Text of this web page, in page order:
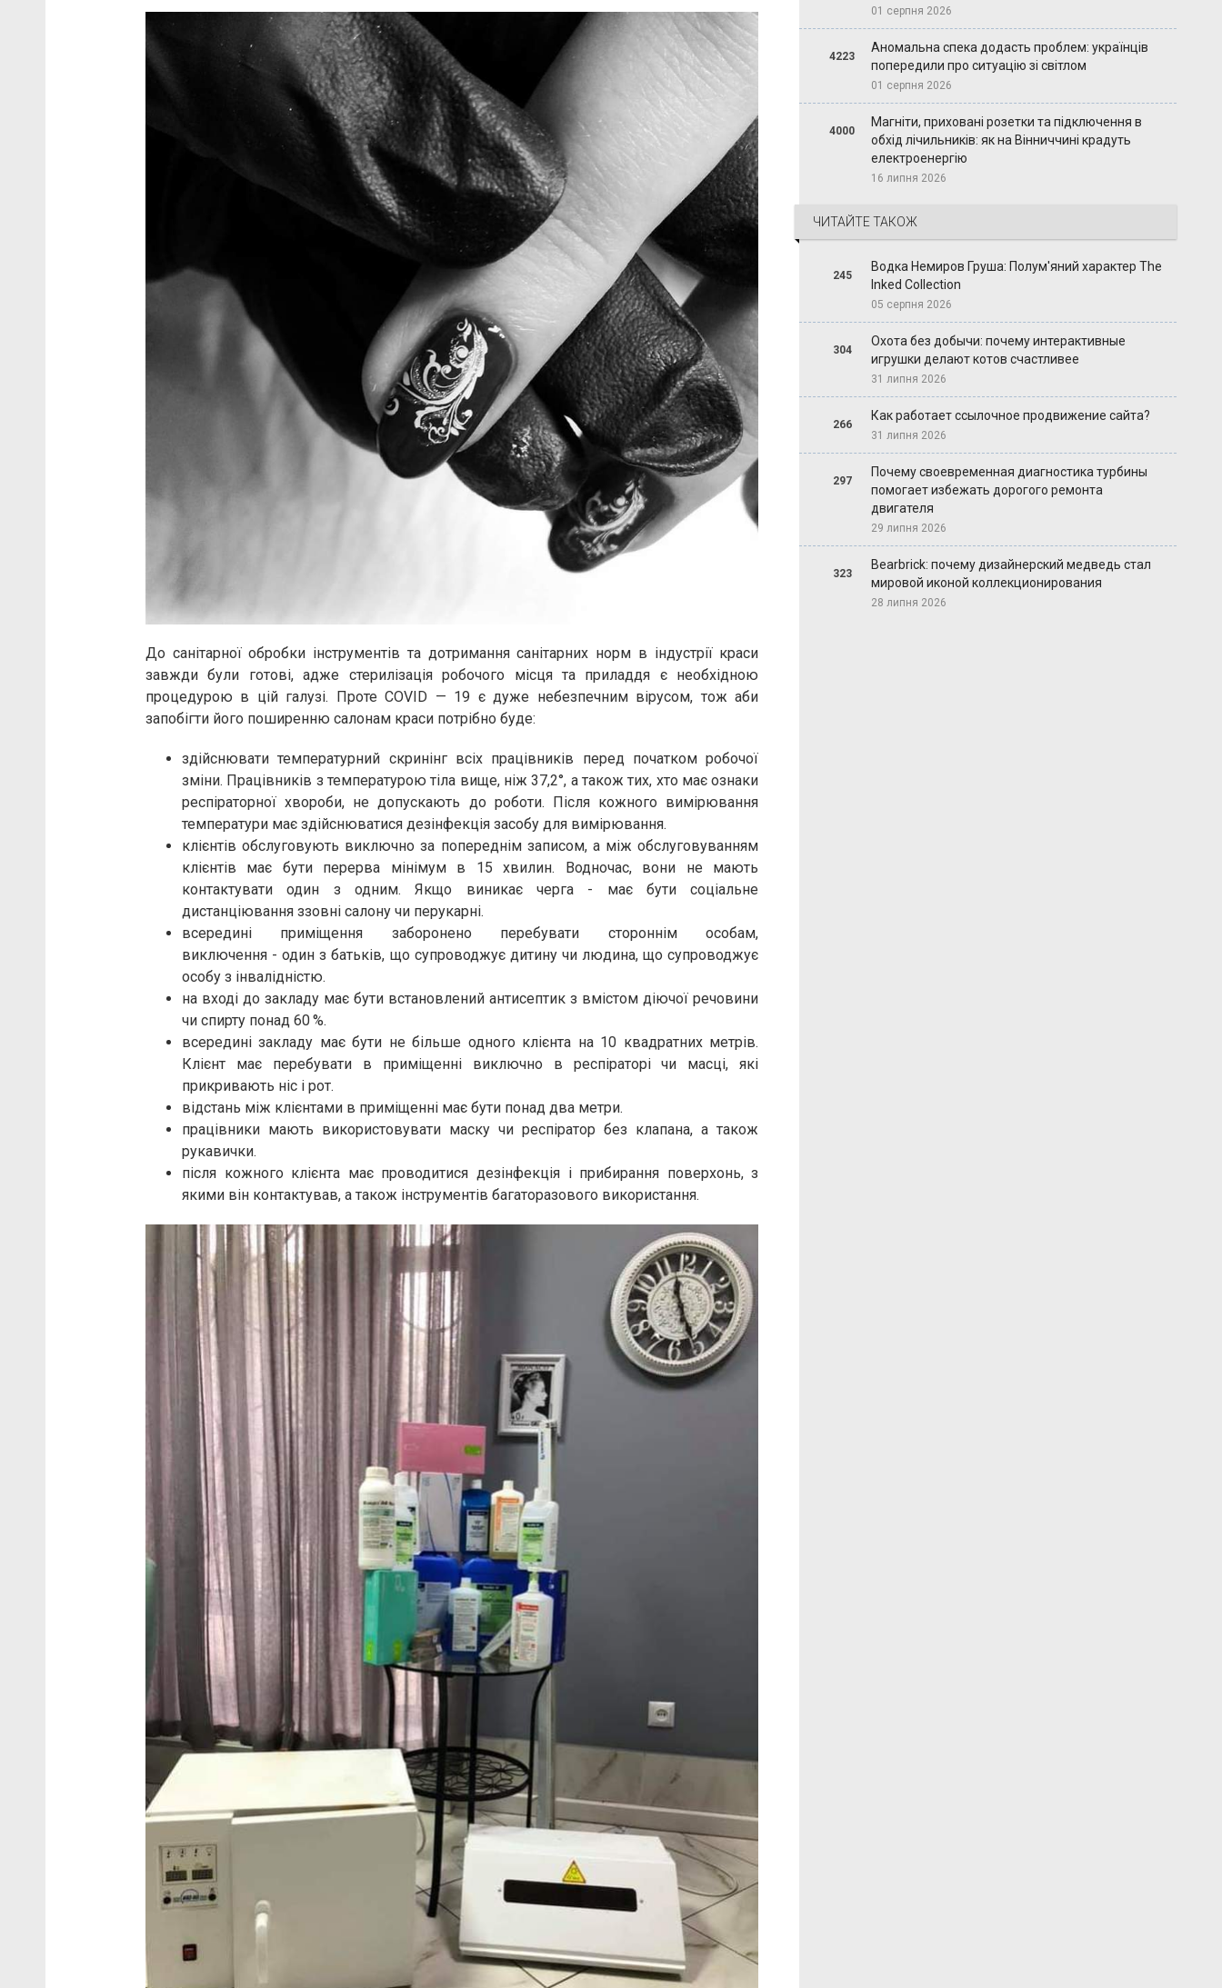
До санітарної обробки інструментів та дотримання санітарних норм в індустрії краси
завжди були готові, адже стерилізація робочого місця та приладдя є необхідною
процедурою в цій галузі. Проте COVID — 19 є дуже небезпечним вірусом, тож аби
запобігти його поширенню салонам краси потрібно буде:
здійснювати температурний скринінг всіх працівників перед початком робочої
зміни. Працівників з температурою тіла вище, ніж 37,2°, а також тих, хто має ознаки
респіраторної хвороби, не допускають до роботи. Після кожного вимірювання
температури має здійснюватися дезінфекція засобу для вимірювання.
клієнтів обслуговують виключно за попереднім записом, а між обслуговуванням
клієнтів має бути перерва мінімум в 15 хвилин. Водночас, вони не мають
контактувати один з одним. Якщо виникає черга - має бути соціальне
дистанціювання ззовні салону чи перукарні.
всередині приміщення заборонено перебувати стороннім особам,
виключення - один з батьків, що супроводжує дитину чи людина, що супроводжує
особу з інвалідністю.
на вході до закладу має бути встановлений антисептик з вмістом діючої речовини
чи спирту понад 60 %.
всередині закладу має бути не більше одного клієнта на 10 квадратних метрів.
Клієнт має перебувати в приміщенні виключно в респіраторі чи масці, які
прикривають ніс і рот.
відстань між клієнтами в приміщенні має бути понад два метри.
працівники мають використовувати маску чи респіратор без клапана, а також
рукавички.
після кожного клієнта має проводитися дезінфекція і прибирання поверхонь, з
якими він контактував, а також інструментів багаторазового використання.
01 серпня 2026
4223
Аномальна спека додасть проблем: українців
попередили про ситуацію зі світлом
01 серпня 2026
4000
Магніти, приховані розетки та підключення в
обхід лічильників: як на Вінниччині крадуть
електроенергію
16 липня 2026
ЧИТАЙТЕ ТАКОЖ
245
Водка Немиров Груша: Полум'яний характер The
Inked Collection
05 серпня 2026
304
Охота без добычи: почему интерактивные
игрушки делают котов счастливее
31 липня 2026
266
Как работает ссылочное продвижение сайта?
31 липня 2026
297
Почему своевременная диагностика турбины
помогает избежать дорогого ремонта
двигателя
29 липня 2026
323
Bearbrick: почему дизайнерский медведь стал
мировой иконой коллекционирования
28 липня 2026